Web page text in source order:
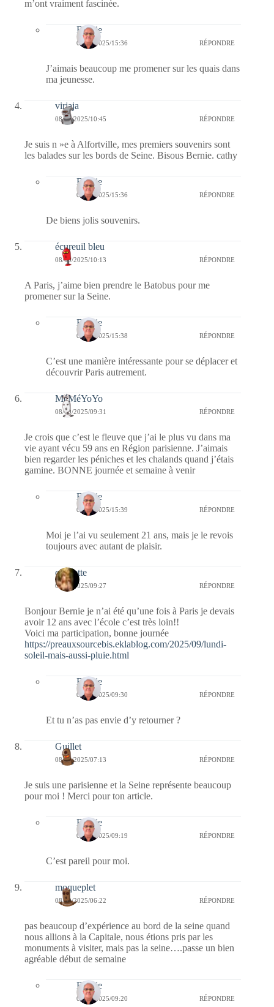
m’ont vraiment fascinée.
Bernie
08/09/2025/15:36 RÉPONDRE
J’aimais beaucoup me promener sur les quais dans
ma jeunesse.
virjaja
08/09/2025/10:45 RÉPONDRE
Je suis n »e à Alfortville, mes premiers souvenirs sont
les balades sur les bords de Seine. Bisous Bernie. cathy
Bernie
08/09/2025/15:36 RÉPONDRE
De biens jolis souvenirs.
écureuil bleu
08/09/2025/10:13 RÉPONDRE
A Paris, j’aime bien prendre le Batobus pour me
promener sur la Seine.
Bernie
08/09/2025/15:38 RÉPONDRE
C’est une manière intéressante pour se déplacer et
découvrir Paris autrement.
MéMéYoYo
08/09/2025/09:31 RÉPONDRE
Je crois que c’est le fleuve que j’ai le plus vu dans ma
vie ayant vécu 59 ans en Région parisienne. J’aimais
bien regarder les péniches et les chalands quand j’étais
gamine. BONNE journée et semaine à venir
Bernie
08/09/2025/15:39 RÉPONDRE
Moi je l’ai vu seulement 21 ans, mais je le revois
toujours avec autant de plaisir.
cigalette
08/09/2025/09:27 RÉPONDRE
Bonjour Bernie je n’ai été qu’une fois à Paris je devais
avoir 12 ans avec l’école c’est très loin!!
Voici ma participation, bonne journée
https://preauxsourcebis.eklablog.com/2025/09/lundi-
soleil-mais-aussi-pluie.html
Bernie
08/09/2025/09:30 RÉPONDRE
Et tu n’as pas envie d’y retourner ?
Guillet
08/09/2025/07:13 RÉPONDRE
Je suis une parisienne et la Seine représente beaucoup
pour moi ! Merci pour ton article.
Bernie
08/09/2025/09:19 RÉPONDRE
C’est pareil pour moi.
moqueplet
08/09/2025/06:22 RÉPONDRE
pas beaucoup d’expérience au bord de la seine quand
nous allions à la Capitale, nous étions pris par les
monuments à visiter, mais pas la seine….passe un bien
agréable début de semaine
Bernie
08/09/2025/09:20 RÉPONDRE